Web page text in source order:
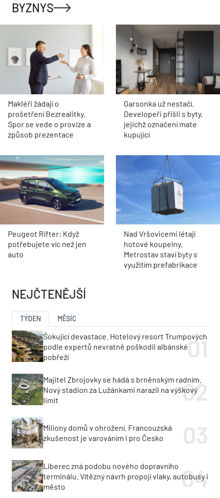
BYZNYS
Makléři žádají o
prošetření Bezrealitky.
Spor se vede o provize a
způsob prezentace
Garsonka už nestačí.
Developeři přišli s byty,
jejichž označení mate
kupující
Peugeot Rifter: Když
potřebujete víc než jen
auto
Nad Vršovicemi létají
hotové koupelny.
Metrostav staví byty s
využitím prefabrikace
NEJČTENĚJŠÍ
TÝDEN MĚSÍC
Šokující devastace. Hotelový resort Trumpových
podle expertů nevratně poškodil albánské
pobřeží
Majitel Zbrojovky se hádá s brněnským radním.
Nový stadion za Lužánkami narazil na výškový
limit
Miliony domů v ohrožení. Francouzská
zkušenost je varováním i pro Česko
Liberec zná podobu nového dopravního
terminálu. Vítězný návrh propojí vlaky, autobusy i
město